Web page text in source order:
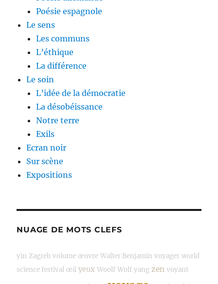
Poésie espagnole
Le sens
Les communs
L’éthique
La différence
Le soin
L’idée de la démocratie
La désobéissance
Notre terre
Exils
Ecran noir
Sur scène
Expositions
NUAGE DE MOTS CLEFS
yin Zagreb volume œuvre Walter Benjamin voyager world
science festival œil yeux Woolf Wolf yang zen voyant